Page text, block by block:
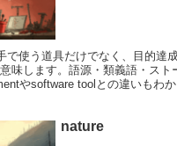
で使う道具だけでなく、目的達
意味します。語源・類義語・ス
やsoftware toolとの違いもわ
nature